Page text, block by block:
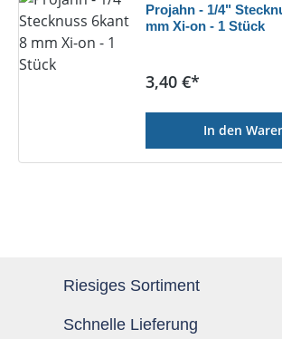
Projahn - 1/4"
mm Xi-on - 1 Stück
Regulärer Preis:
3,40 €*
In den
Riesiges Sortiment
Schnelle Lieferung